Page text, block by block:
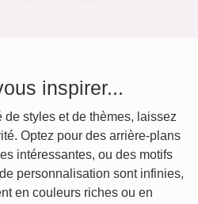
inspirer...
styles et de thèmes, laissez
Optez pour des arrière-plans
intéressantes, ou des motifs
personnalisation sont infinies,
en couleurs riches ou en